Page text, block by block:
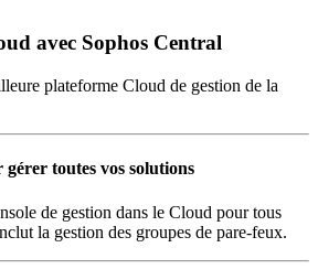
avec Sophos Central
plateforme Cloud de gestion de la
gérer toutes vos solutions
de gestion dans le Cloud pour tous
la gestion des groupes de pare-feux.